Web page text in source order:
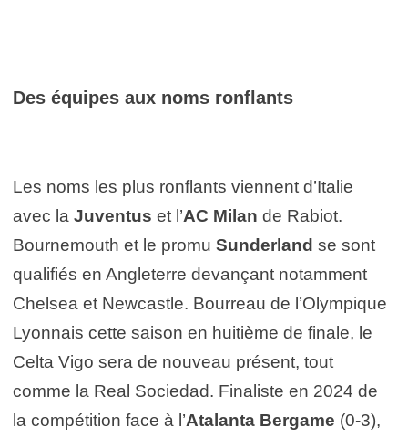
Des équipes aux noms ronflants
Les noms les plus ronflants viennent d’Italie
avec la Juventus et l’AC Milan de Rabiot.
Bournemouth et le promu Sunderland se sont
qualifiés en Angleterre devançant notamment
Chelsea et Newcastle. Bourreau de l’Olympique
Lyonnais cette saison en huitième de finale, le
Celta Vigo sera de nouveau présent, tout
comme la Real Sociedad. Finaliste en 2024 de
la compétition face à l’Atalanta Bergame (0-3),